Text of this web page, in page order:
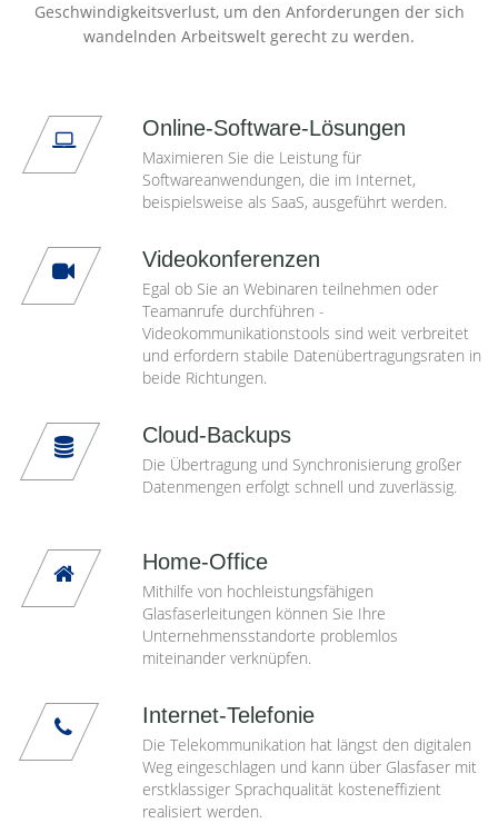
Geschwindigkeitsverlust, um den Anforderungen der sich
wandelnden Arbeitswelt gerecht zu werden.
Online-Software-Lösungen
Maximieren Sie die Leistung für
Softwareanwendungen, die im Internet,
beispielsweise als SaaS, ausgeführt werden.
Videokonferenzen
Egal ob Sie an Webinaren teilnehmen oder
Teamanrufe durchführen -
Videokommunikationstools sind weit verbreitet
und erfordern stabile Datenübertragungsraten in
beide Richtungen.
Cloud-Backups
Die Übertragung und Synchronisierung großer
Datenmengen erfolgt schnell und zuverlässig.
Home-Office
Mithilfe von hochleistungsfähigen
Glasfaserleitungen können Sie Ihre
Unternehmensstandorte problemlos
miteinander verknüpfen.
Internet-Telefonie
Die Telekommunikation hat längst den digitalen
Weg eingeschlagen und kann über Glasfaser mit
erstklassiger Sprachqualität kosteneffizient
realisiert werden.